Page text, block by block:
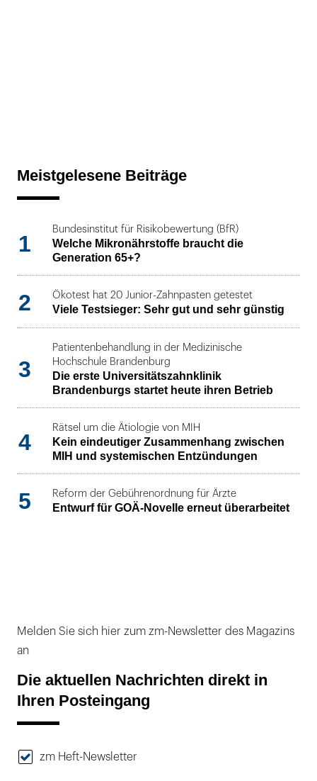
Meistgelesene Beiträge
1
Bundesinstitut für Risikobewertung (BfR)
Welche Mikronährstoffe braucht die
Generation 65+?
2 Ökotest hat 20 Junior-Zahnpasten getestet
Viele Testsieger: Sehr gut und sehr günstig
3
Patientenbehandlung in der Medizinische
Hochschule Brandenburg
Die erste Universitätszahnklinik
Brandenburgs startet heute ihren Betrieb
4
Rätsel um die Ätiologie von MIH
Kein eindeutiger Zusammenhang zwischen
MIH und systemischen Entzündungen
5 Reform der Gebührenordnung für Ärzte
Entwurf für GOÄ-Novelle erneut überarbeitet
Melden Sie sich hier zum zm-Newsletter des Magazins
an
Die aktuellen Nachrichten direkt in
Ihren Posteingang
zm Heft-Newsletter